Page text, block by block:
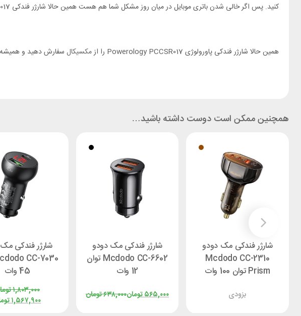
کنید. پس اگر خالی شدن باتری موبایل در میان روز مشکل شما هم هست همین حالا شارژر فندکی Powerology PCCSR017 را سفارش داده و یک بار برای همیشه این مشکل را حل کنید.
همین حالا شارژر فندکی پاورولوژی Powerology PCCSR017 را از مکسیکال سفارش دهید و همیشه
همچنین ممکن است دوست داشته باشید…
شارژر فندکی مک دودو
Mcdodo CC-2310
Prism توان 100 وات
بزودی
شارژر فندکی مک دودو
Mcdodo CC-6602 توان
12 وات
تومان۶۳۸,۰۰۰تومان۵۶۵,۰۰۰
شارژر فندکی
45 وات
۱,۸۰۳,۰۰۰
۱,۵۶۷,۹۰۰